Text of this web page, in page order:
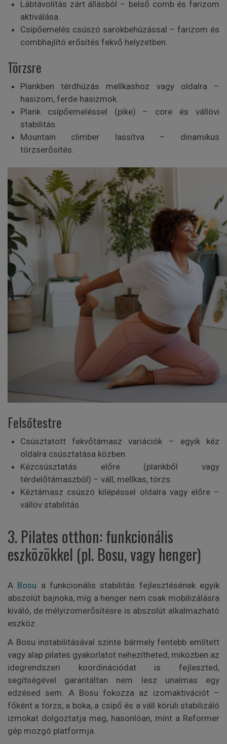
Lábtávolítás zárt állásból – belső comb és farizom
aktiválása.
Csípőemelés csúszó sarokbehúzással – farizom és
combhajlító erősítés fekvő helyzetben.
Törzsre
Plankben térdhúzás mellkashoz vagy oldalra –
hasizom, ferde hasizmok.
Plank csípőemeléssel (pike) – core és vállövi
stabilitás.
Mountain climber lassítva – dinamikus
törzserősítés.
Felsőtestre
Csúsztatott fekvőtámasz variációk – egyik kéz
oldalra csúsztatása közben.
Kézcsúsztatás előre (plankből vagy
térdelőtámaszból) – váll, mellkas, törzs.
Kéztámasz csúszó kilépéssel oldalra vagy előre –
vállöv stabilitás.
3. Pilates otthon: funkcionális
eszközökkel (pl. Bosu, vagy henger)
A Bosu a funkcionális stabilitás fejlesztésének egyik
abszolút bajnoka, míg a henger nem csak mobilizálásra
kiváló, de mélyizomerősítésre is abszolút alkalmazható
eszköz.
A Bosu instabilitásával szinte bármely fentebb említett
vagy alap pilates gyakorlatot nehezítheted, miközben az
idegrendszeri koordinációdat is fejleszted,
segítségével garantáltan nem lesz unalmas egy
edzésed sem. A Bosu fokozza az izomaktivációt –
főként a törzs, a boka, a csípő és a váll körüli stabilizáló
izmokat dolgoztatja meg, hasonlóan, mint a Reformer
gép mozgó platformja.